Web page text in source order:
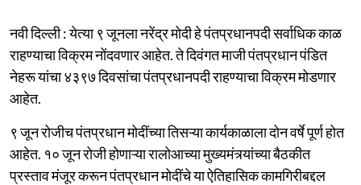
नवी दिल्ली : येत्या ९ जूनला नरेंद्र मोदी हे पंतप्रधानपदी सर्वाधिक काळ
राहण्याचा विक्रम नोंदवणार आहेत. ते दिवंगत माजी पंतप्रधान पंडित
नेहरू यांचा ४३९७ दिवसांचा पंतप्रधानपदी राहण्याचा विक्रम मोडणार
आहेत.
९ जून रोजीच पंतप्रधान मोदींच्या तिसऱ्या कार्यकाळाला दोन वर्षे पूर्ण होत
आहेत. १० जून रोजी होणाऱ्या रालोआच्या मुख्यमंत्र्यांच्या बैठकीत
प्रस्ताव मंजूर करून पंतप्रधान मोदींचे या ऐतिहासिक कामगिरीबद्दल